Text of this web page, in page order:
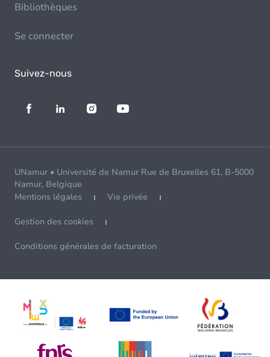
Bibliothèques
Se connecter
Suivez-nous
UNamur • Université de Namur Rue de Bruxelles 61, B-5000
Namur, Belgique
Mentions légales
Vie privée
Gestion des cookies
Conditions générales de facturation